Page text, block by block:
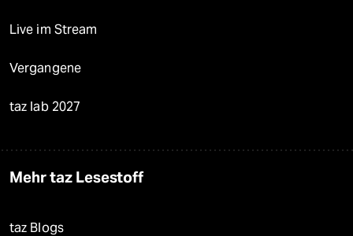
Live im Stream
Vergangene
taz lab 2027
Mehr taz Lesestoff
taz Blogs